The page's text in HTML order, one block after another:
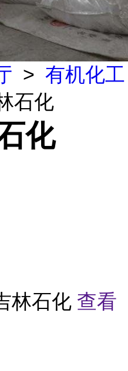
> 有机化工
石化
化
林石化 查看